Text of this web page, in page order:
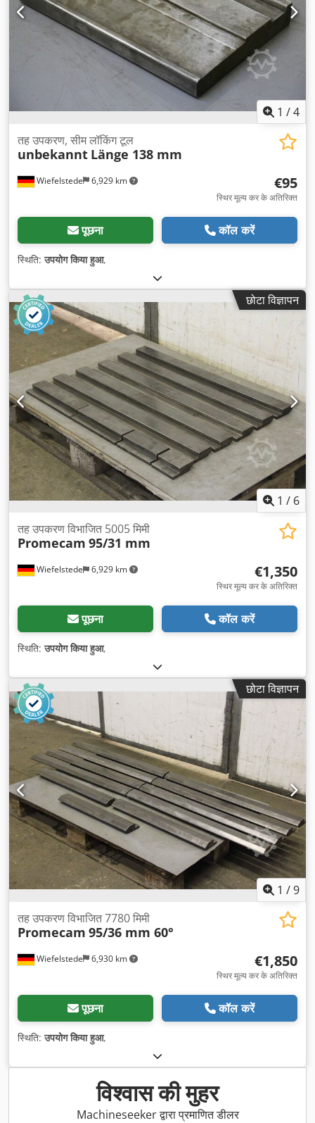
1 /4
Wiefelstede 6,929 km
तह उपकरण, सीम लॉकिंग टूल
unbekannt Länge 138 mm
€95
स्थिर मूल्य कर के अतिरिक्त
पूछना कॉल करें
स्थिति:उपयोग किया हुआ,
छोटा विज्ञापन
1 / 6
Wiefelstede 6,929 km
तह उपकरण विभाजित 5005 मिमी
Promecam 95/31 mm
€1,350
स्थिर मूल्य कर के अतिरिक्त
पूछना कॉल करें
स्थिति:उपयोग किया हुआ,
छोटा विज्ञापन
1 /9
Wiefelstede 6,930 km
तह उपकरण विभाजित 7780 मिमी
Promecam 95/36 mm 60°
€1,850
स्थिर मूल्य कर के अतिरिक्त
पूछना कॉल करें
स्थिति:उपयोग किया हुआ,
विश्वास की मुहर
Machineseeker द्वारा प्रमाणित डीलर